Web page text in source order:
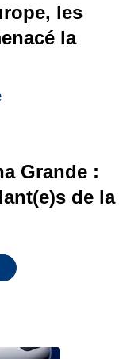
les
la
Grande :
de la